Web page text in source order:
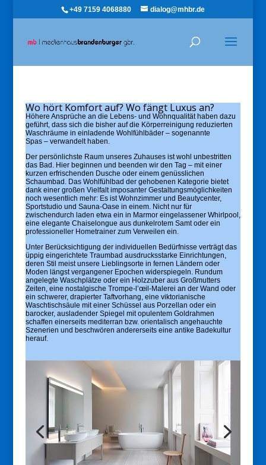
+49 7159 4068880 dialog@mhbr.de
Wo hört Komfort auf? Wo fängt Luxus an?
Höhere Ansprüche an die Lebens- und Wohnqualität haben dazu
geführt, dass sich die bisher auf die Körperreinigung reduzierten
Waschräume in einladende Wohlfühlbäder – sogenannte
Spas – verwandelt haben.
Der persönlichste Raum unseres Zuhauses ist wohl unbestritten
das Bad. Hier beginnen und beenden wir den Tag – mit einer
kurzen erfrischenden Dusche oder einem genüsslichen
Schaumbad. Das Wohlfühlbad der gehobenen Kategorie bietet
dank einer großen Vielfalt imposanter Gestaltungsmöglichkeiten
noch wesentlich mehr: Es ist Wohnzimmer und Beautycenter,
Sportstudio und Sauna-Oase in einem. Nicht nur für
zwischendurch laden etwa ein in Marmor eingelassener Whirlpool,
eine elegante Chaiselongue aus dunkelrotem Samt oder ein
professioneller Hometrainer zum Verweilen ein.
Unter Berücksichtigung der individuellen Bedürfnisse verträgt das
üppig eingerichtete Traumbad ausdrucksstarke Einrichtungen,
deren Stil meist unsere Lieblingsorte in fernen Ländern oder
Moden längst vergangener Epochen widerspiegeln. Rundum
angelegte Waschplätze oder ein Holzzuber aus Großmutters
Zeiten, eine nostalgische Trompe-l’œil-Malerei an der Wand oder
ein schwerer, drapierter Taftvorhang, eine viktorianische
Waschtischsäule mit einer Schüssel aus Porzellan oder ein
barocker, ausladender Spiegel mit opulentem Goldrahmen
schaffen einerseits mediterran bzw. orientalisch angehauchte
Szenerien und beschwören andererseits eine antike Badekultur
herauf.